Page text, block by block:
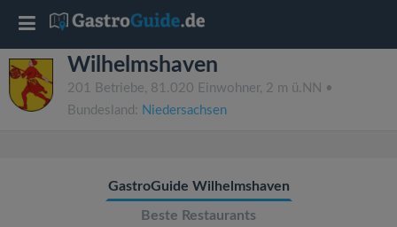
Wilhelmshaven
201 Betriebe, 81.020 Einwohner, 2 m ü.NN •
Bundesland: Niedersachsen
GastroGuide Wilhelmshaven
Beste Restaurants
T
o
g